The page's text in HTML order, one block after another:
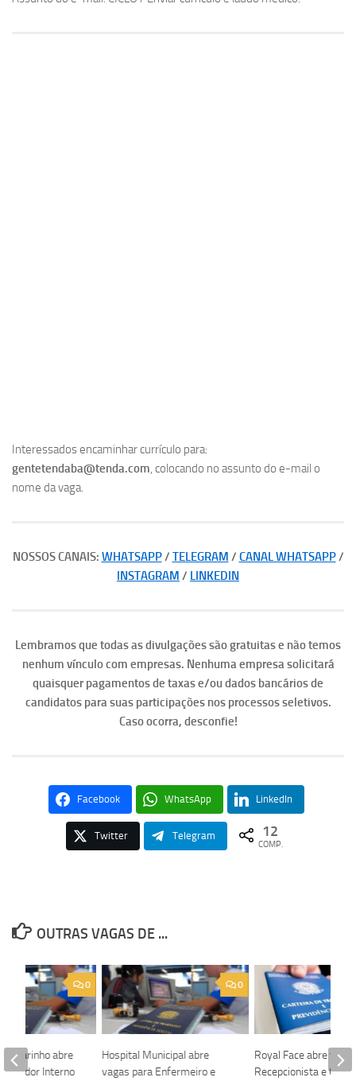
Interessados encaminhar currículo para:
gentetendaba@tenda.com, colocando no assunto do e-mail o
nome da vaga.
NOSSOS CANAIS: WHATSAPP/ TELEGRAM / CANAL WHATSAPP/
INSTAGRAM / LINKEDIN
Lembramos que todas as divulgações são gratuitas e não temos
nenhum vínculo com empresas. Nenhuma empresa solicitará
quaisquer pagamentos de taxas e/ou dados bancários de
candidatos para suas participações nos processos seletivos.
Caso ocorra, desconfie!
Facebook WhatsApp LinkedIn
Twitter Telegram 12
COMP.
OUTRAS VAGAS DE ...
0
Hospital Municipal abre
vagas para Enfermeiro e
Royal Face abre
Recepcionista e
0
Marinho abre
Interno